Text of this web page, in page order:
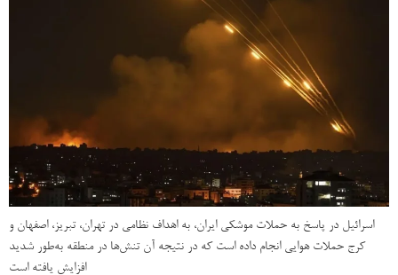
اسرائیل در پاسخ به حملات موشکی ایران، به اهداف نظامی در تهران، تبریز، اصفهان و
کرج حملات هوایی انجام داده است که در نتیجه آن تنش‌ها در منطقه به‌طور شدید
افزایش یافته است